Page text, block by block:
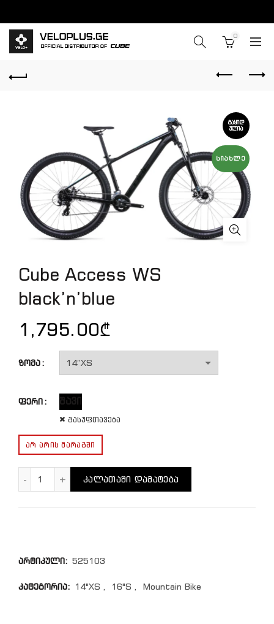
0
ᲒᲐᲧᲘᲓ
ᲣᲚᲘᲐ
ᲡᲘᲐᲮᲚᲔ
Cube Access WS
black’n’blue
1,795.00₾
ზომა
ფერი შავი
გასუფთავება
ᲐᲠ ᲐᲠᲘᲡ ᲛᲐᲠᲐᲒᲨᲘ
ᲙᲐᲚᲐᲗᲐᲨᲘ ᲓᲐᲛᲐᲢᲔᲑᲐ
არტიკული: 525103
კატეგორია: 14"XS , 16"S , Mountain Bike